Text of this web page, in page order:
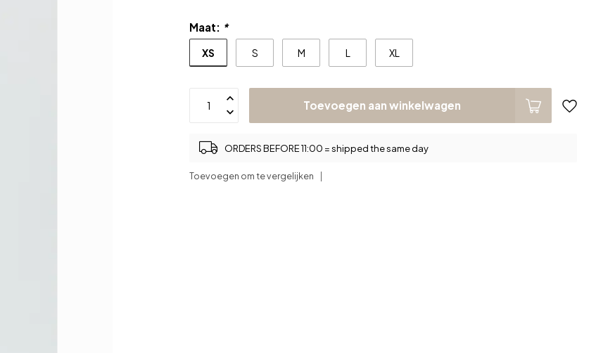
Maat: *
XS S M L XL
Toevoegen aan winkelwagen
ORDERS BEFORE 11:00 = shipped the same day
Toevoegen om te vergelijken